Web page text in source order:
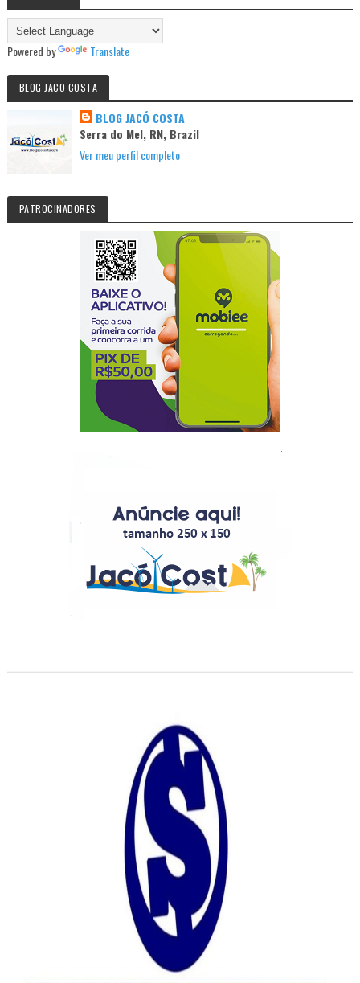
Powered by Translate
BLOG JACO COSTA
BLOG JACÓ COSTA
Serra do Mel, RN, Brazil
Ver meu perfil completo
PATROCINADORES